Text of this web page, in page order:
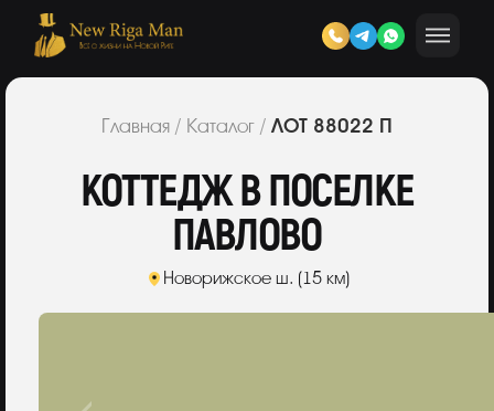
Главная / Каталог / ЛОТ 88022 П
КОТТЕДЖ В ПОСЕЛКЕ
ПАВЛОВО
Новорижское ш. (15 км)